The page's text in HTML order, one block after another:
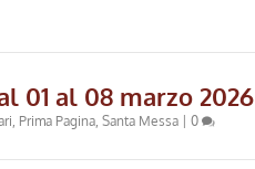
01 al 08 marzo 2026
, Prima Pagina, Santa Messa 0